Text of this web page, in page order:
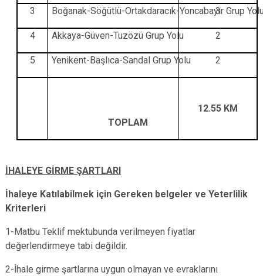
3 Boğanak-Söğütlü-Ortakdaracık-Yoncabayır Grup
3
4 Akkaya-Güven-Tuzözü Grup Yolu 2
5 Yenikent-Başlıca-Sandal Grup Yolu 2
TOPLAM
12.55 KM
İHALEYE GİRME ŞARTLARI
İhaleye Katılabilmek için Gereken belgeler ve Yeterlilik
Kriterleri
1-Matbu Teklif mektubunda verilmeyen fiyatlar
değerlendirmeye tabi değildir.
2-İhale girme şartlarına uygun olmayan ve evraklarını